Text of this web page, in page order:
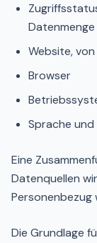
Datenmenge
Website,
Browser
Sprache
Eine
Datenquellen
Die Grundlage